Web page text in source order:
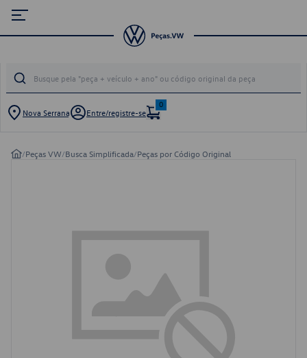
Nova Serrana Entre/registre-se
0
/Peças VW/Busca Simplificada/Peças por Código Original